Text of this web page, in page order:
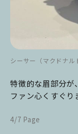
シーサー（マクドナル
特徴的な眉部分が
ファン心くすぐり
4/7 Page